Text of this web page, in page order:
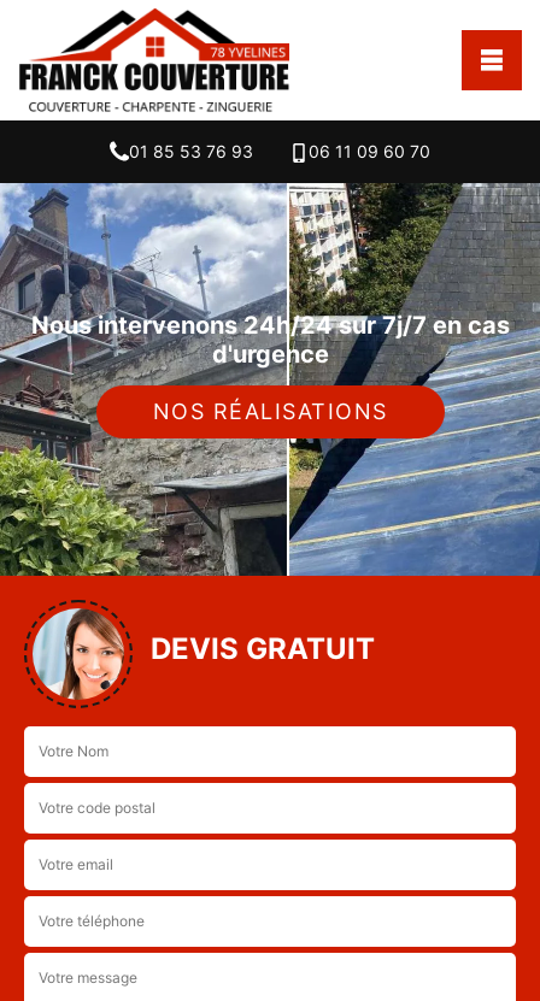
01 85 53 76 93 06 11 09 60 70
Nous intervenons 24h/24 sur 7j/7 en cas
d'urgence
NOS RÉALISATIONS
DEVIS GRATUIT